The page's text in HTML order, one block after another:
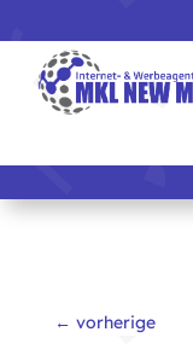
← vorherige